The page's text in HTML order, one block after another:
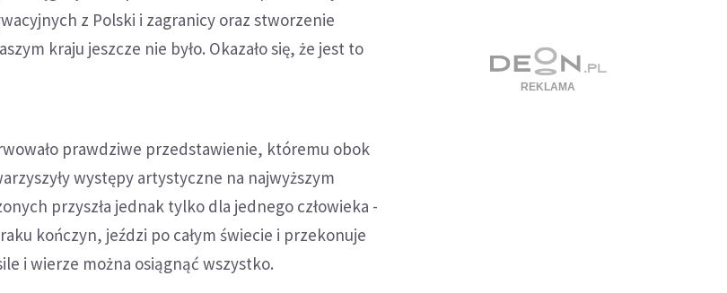
z Polski i zagranicy oraz stworzenie
kraju jeszcze nie było. Okazało się, że jest to
prawdziwe przedstawienie, któremu obok
występy artystyczne na najwyższym
przyszła jednak tylko dla jednego człowieka -
kończyn, jeździ po całym świecie i przekonuje
i wierze można osiągnąć wszystko.